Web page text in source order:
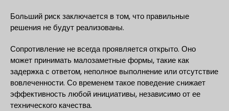
Больший риск заключается в том, что правильные
решения не будут реализованы.
Сопротивление не всегда проявляется открыто. Оно
может принимать малозаметные формы, такие как
задержка с ответом, неполное выполнение или отсутствие
вовлеченности. Со временем такое поведение снижает
эффективность любой инициативы, независимо от ее
технического качества.